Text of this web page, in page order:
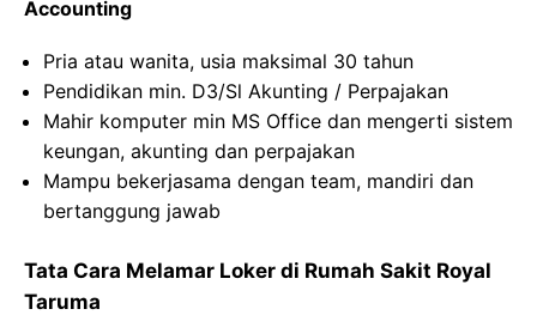
Accounting
Pria atau wanita, usia maksimal 30 tahun
Pendidikan min. D3/Sl Akunting / Perpajakan
Mahir komputer min MS Office dan mengerti sistem
keungan, akunting dan perpajakan
Mampu bekerjasama dengan team, mandiri dan
bertanggung jawab
Tata Cara Melamar Loker di Rumah Sakit Royal
Taruma